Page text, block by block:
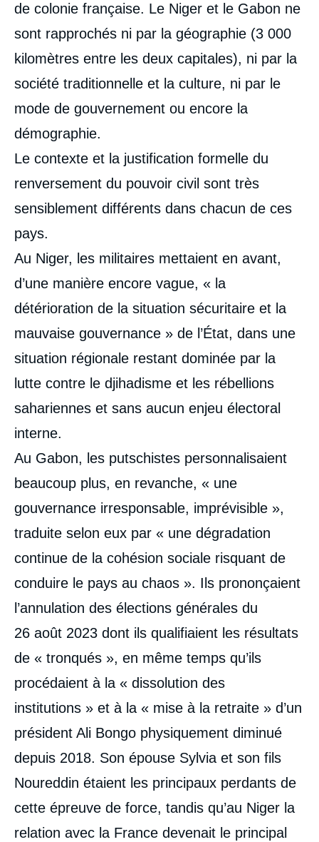
de colonie française. Le Niger et le Gabon ne
sont rapprochés ni par la géographie (3 000
kilomètres entre les deux capitales), ni par la
société traditionnelle et la culture, ni par le
mode de gouvernement ou encore la
démographie.
Le contexte et la justification formelle du
renversement du pouvoir civil sont très
sensiblement différents dans chacun de ces
pays.
Au Niger, les militaires mettaient en avant,
d’une manière encore vague, « la
détérioration de la situation sécuritaire et la
mauvaise gouvernance » de l’État, dans une
situation régionale restant dominée par la
lutte contre le djihadisme et les rébellions
sahariennes et sans aucun enjeu électoral
interne.
Au Gabon, les putschistes personnalisaient
beaucoup plus, en revanche, « une
gouvernance irresponsable, imprévisible »,
traduite selon eux par « une dégradation
continue de la cohésion sociale risquant de
conduire le pays au chaos ». Ils prononçaient
l’annulation des élections générales du
26 août 2023 dont ils qualifiaient les résultats
de « tronqués », en même temps qu’ils
procédaient à la « dissolution des
institutions » et à la « mise à la retraite » d’un
président Ali Bongo physiquement diminué
depuis 2018. Son épouse Sylvia et son fils
Noureddin étaient les principaux perdants de
cette épreuve de force, tandis qu’au Niger la
relation avec la France devenait le principal